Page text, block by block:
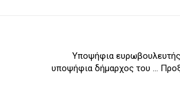
Υποψήφια
υποψήφια δήμαρχος του …